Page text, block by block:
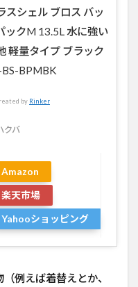
スシェル ブロス バッ
ックM 13.5L 水に強い
軽量タイプ ブラック
BS-BPMBK
by Rinker
クバ
Amazon
楽天市場
Yahooショッピング
例えば着替えとか、